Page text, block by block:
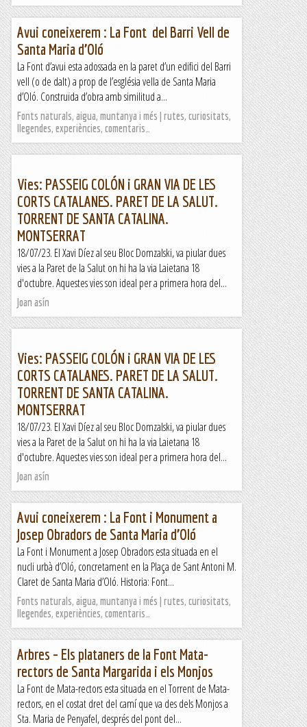
Avui coneixerem : La Font del Barri Vell de
Santa Maria d’Oló
La Font d’avui esta adossada en la paret d’un edifici del Barri
vell (o de dalt) a prop de l’església vella de Santa Maria
d’Oló. Construïda d’obra amb similitud a...
Fonts naturals, aigua, muntanya i més | rutes, curiositats,
llegendes, experiències, comentaris…
Vies: PASSEIG COLÓN i GRAN VIA DE LES
CORTS CATALANES. PARET DE LA SALUT.
TORRENT DE SANTA CATALINA.
MONTSERRAT
18/07/23. El Xavi Díez al seu Bloc Domzalski, va piular dues
vies a la Paret de la Salut on hi ha la via Laietana 18
d'octubre. Aquestes vies son ideal per a primera hora del...
Joan asín
Vies: PASSEIG COLÓN i GRAN VIA DE LES
CORTS CATALANES. PARET DE LA SALUT.
TORRENT DE SANTA CATALINA.
MONTSERRAT
18/07/23. El Xavi Díez al seu Bloc Domzalski, va piular dues
vies a la Paret de la Salut on hi ha la via Laietana 18
d'octubre. Aquestes vies son ideal per a primera hora del...
Joan asín
Avui coneixerem : La Font i Monument a
Josep Obradors de Santa Maria d’Oló
La Font i Monument a Josep Obradors esta situada en el
nucli urbà d’Oló, concretament en la Plaça de Sant Antoni M.
Claret de Santa Maria d’Oló. Historia: Font...
Fonts naturals, aigua, muntanya i més | rutes, curiositats,
llegendes, experiències, comentaris…
Arbres – Els plataners de la Font Mata-
rectors de Santa Margarida i els Monjos
La Font de Mata-rectors esta situada en el Torrent de Mata-
rectors, en el costat dret del camí que va des dels Monjos a
Sta. Maria de Penyafel, després del pont del...